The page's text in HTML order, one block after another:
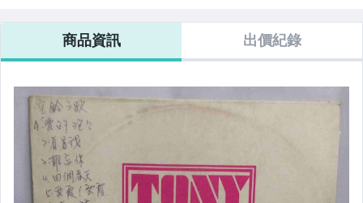
商品資訊 出價紀錄